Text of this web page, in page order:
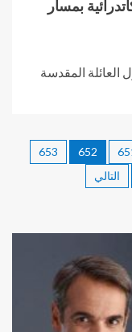
بمسار
العائلة المقدسة
652
653
التالي